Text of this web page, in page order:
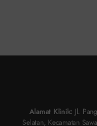
Alamat Klinik: Jl.
Selatan, Kecamatan